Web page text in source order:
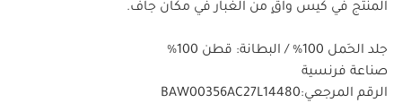
المنتج في كيس واقٍ من الغبار في مكان جاف.
جلد الحَمل 100% / البطانة: قطن 100%
صناعة فرنسية
الرقم المرجعي:BAW00356AC27L14480